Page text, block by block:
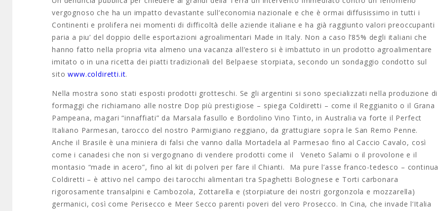
vergognoso che ha un impatto devastante sull’economia nazionale e che è ormai diffusissimo in tutti i
Continenti e prolifera nei momenti di difficoltà delle aziende italiane e ha già raggiunto valori preoccupanti
paria a piu’ del doppio delle esportazioni agroalimentari Made in Italy. Non a caso l’85% degli italiani che
hanno fatto nella propria vita almeno una vacanza all’estero si è imbattuto in un prodotto agroalimentare
imitato o in una ricetta dei piatti tradizionali del Belpaese storpiata, secondo un sondaggio condotto sul
sitowww.coldiretti.it.
Nella mostra sono stati esposti prodotti grotteschi. Se gli argentini si sono specializzati nella produzione di
formaggi che richiamano alle nostre Dop più prestigiose – spiega Coldiretti – come il Reggianito o il Grana
Pampeana, magari “innaffiati” da Marsala fasullo e Bordolino Vino Tinto, in Australia va forte il Perfect
Italiano Parmesan, tarocco del nostro Parmigiano reggiano, da grattugiare sopra le San Remo Penne.
Anche il Brasile è una miniera di falsi che vanno dalla Mortadela al Parmesao fino al Caccio Cavalo, così
come i canadesi che non si vergognano di vendere prodotti come il Veneto Salami o il provolone e il
montasio “made in acero”, fino al kit di polveri per fare il Chianti. Ma pure l’asse franco-tedesco – continua
Coldiretti – è attivo nel campo dei tarocchi alimentari tra Spaghetti Bolognese e Torti carbonara
rigorosamente transalpini e Cambozola, Zottarella e (storpiature dei nostri gorgonzola e mozzarella)
germanici, così come Perisecco e Meer Secco parenti poveri del vero Prosecco. In Cina, che invade l’Italia